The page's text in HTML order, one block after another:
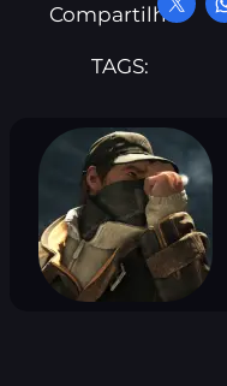
Compartilhe:
TAGS: